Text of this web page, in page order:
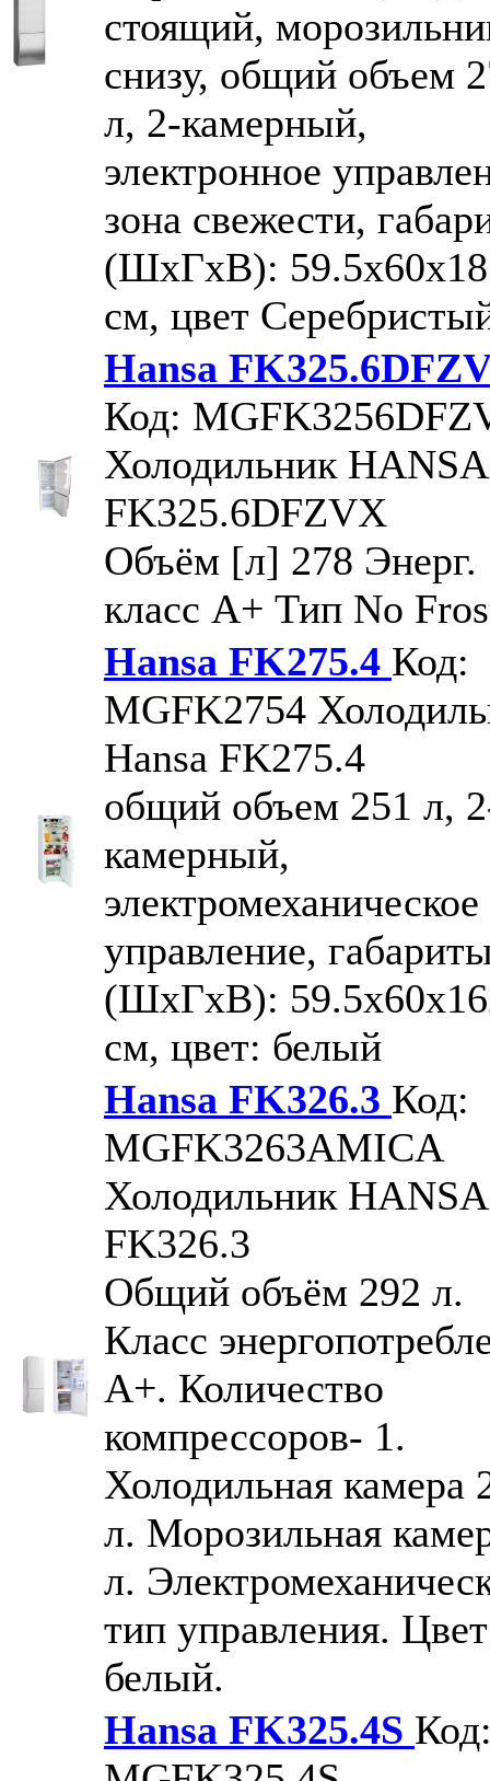
стоящий,
снизу, общий объем
л, 2-камерный,
электронное
зона свежести,
(ШxГxВ):
см, цвет
Hansa
Код:
Холодильник HANSA
FK325.6DFZVX
Объём [л] 278 Энерг.
класс A+ Тип No
Hansa FK275.4 Код:
MGFK2754
Hansa FK275.4
общий объем 251 л,
камерный,
электромеханическое
управление,
(ШxГxВ):
см, цвет: белый
Hansa FK326.3 Код:
MGFK3263AMICA
Холодильник HANSA
FK326.3
Общий объём 292 л.
Класс
A+. Количество
компрессоров- 1.
Холодильная камера
л. Морозильная
л.
тип управления. Цвет
белый.
Hansa FK325.4S